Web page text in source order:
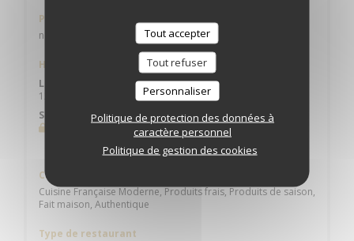
Tout accepter
Tout refuser
Personnaliser
Politique de protection des données à
caractère personnel
Politique de gestion des cookies
Parking
non
Horaires
Lun
12h00 - 13h00 *
Sam
* Uniquement sur réservation
Cuisine
Cuisine Française Moderne, Produits frais, Produits de saison,
Fait maison, Authentique
Type de restaurant